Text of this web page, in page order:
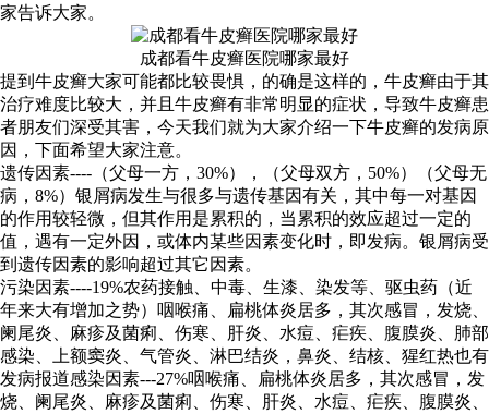
家告诉大家。
成都看牛皮癣医院哪家最好
提到牛皮癣大家可能都比较畏惧，的确是这样的，牛皮癣由于其
治疗难度比较大，并且牛皮癣有非常明显的症状，导致牛皮癣患
者朋友们深受其害，今天我们就为大家介绍一下牛皮癣的发病原
因，下面希望大家注意。
遗传因素----（父母一方，30%），（父母双方，50%）（父母无
病，8%）银屑病发生与很多与遗传基因有关，其中每一对基因
的作用较轻微，但其作用是累积的，当累积的效应超过一定的
值，遇有一定外因，或体内某些因素变化时，即发病。银屑病受
到遗传因素的影响超过其它因素。
污染因素----19%农药接触、中毒、生漆、染发等、驱虫药（近
年来大有增加之势）咽喉痛、扁桃体炎居多，其次感冒，发烧、
阑尾炎、麻疹及菌痢、伤寒、肝炎、水痘、疟疾、腹膜炎、肺部
感染、上额窦炎、气管炎、淋巴结炎，鼻炎、结核、猩红热也有
发病报道感染因素---27%咽喉痛、扁桃体炎居多，其次感冒，发
烧、阑尾炎、麻疹及菌痢、伤寒、肝炎、水痘、疟疾、腹膜炎、